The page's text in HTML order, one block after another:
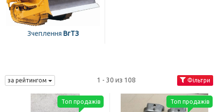
Зчеплення ВгТЗ
за рейтингом 1 - 30 из 108 Фільтри
Топ продажів Топ продажів